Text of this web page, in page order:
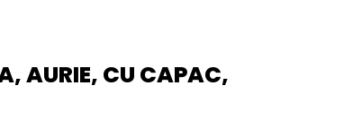
AURIE, CU CAPAC,